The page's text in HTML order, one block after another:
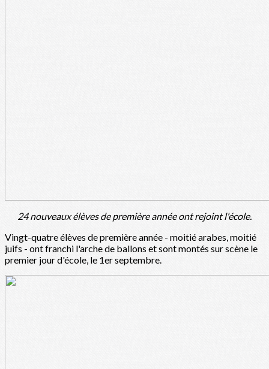
24 nouveaux élèves de première année ont rejoint l'école.
Vingt-quatre élèves de première année - moitié arabes, moitié
juifs - ont franchi l'arche de ballons et sont montés sur scène le
premier jour d'école, le 1er septembre.